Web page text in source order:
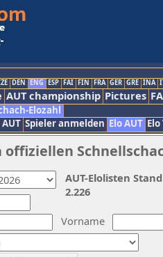
DEN ENG ESP FAI FIN FRA GER GRE INA
AUT championship Pictures
Elozahl
Spieler anmelden Elo AUT
Vorname
AUT-Elolisten
2.226